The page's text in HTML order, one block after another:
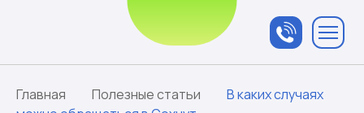
менеджером
Главная Полезные статьи
В каких случаях